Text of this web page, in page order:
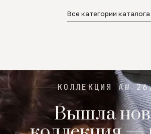
Все категории
КОЛЛЕКЦИЯ AW
Вышла